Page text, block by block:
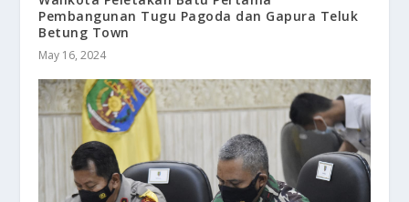
Pembangunan Tugu Pagoda dan Gapura Teluk
Betung Town
May 16, 2024